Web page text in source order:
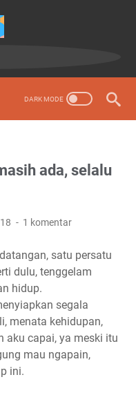
ada, selalu
1 komentar
satu persatu
dulu, tenggelam
hidup.
segala
menata kehidupan,
aku capai, ya meski itu
mau ngapain,
ini.